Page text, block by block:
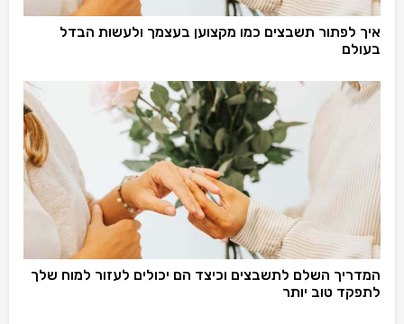
איך לפתור תשבצים כמו מקצוען בעצמך ולעשות הבדל
בעולם
המדריך השלם לתשבצים וכיצד הם יכולים לעזור למוח שלך
לתפקד טוב יותר